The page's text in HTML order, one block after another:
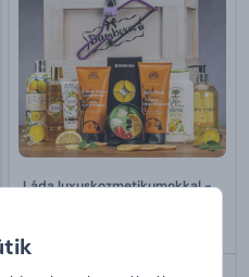
Láda luxuskozmetikumokkal -
ár